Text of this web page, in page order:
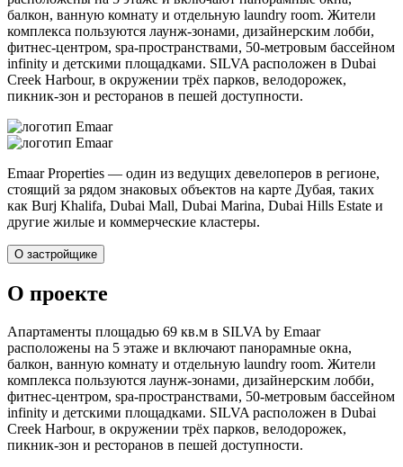
балкон, ванную комнату и отдельную laundry room. Жители
комплекса пользуются лаунж-зонами, дизайнерским лобби,
фитнес-центром, spa-пространствами, 50-метровым бассейном
infinity и детскими площадками. SILVA расположен в Dubai
Creek Harbour, в окружении трёх парков, велодорожек,
пикник-зон и ресторанов в пешей доступности.
Emaar Properties — один из ведущих девелоперов в регионе,
стоящий за рядом знаковых объектов на карте Дубая, таких
как Burj Khalifa, Dubai Mall, Dubai Marina, Dubai Hills Estate и
другие жилые и коммерческие кластеры.
О застройщике
О проекте
Апартаменты площадью 69 кв.м в SILVA by Emaar
расположены на 5 этаже и включают панорамные окна,
балкон, ванную комнату и отдельную laundry room. Жители
комплекса пользуются лаунж-зонами, дизайнерским лобби,
фитнес-центром, spa-пространствами, 50-метровым бассейном
infinity и детскими площадками. SILVA расположен в Dubai
Creek Harbour, в окружении трёх парков, велодорожек,
пикник-зон и ресторанов в пешей доступности.